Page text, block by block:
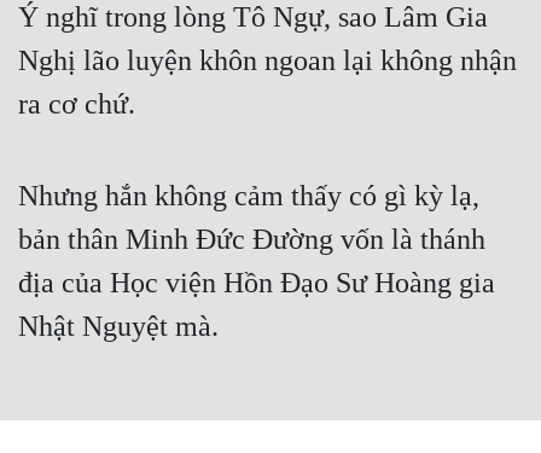
Góc Nhìn Nữ
Huyền Huyễn
Huyền Nghi
Huyền Ảo
Ý nghĩ trong lòng Tô Ngự, sao Lâm Gia
Nghị lão luyện khôn ngoan lại không nhận
ra cơ chứ.
Nhưng hắn không cảm thấy có gì kỳ lạ,
bản thân Minh Đức Đường vốn là thánh
địa của Học viện Hồn Đạo Sư Hoàng gia
Nhật Nguyệt mà.